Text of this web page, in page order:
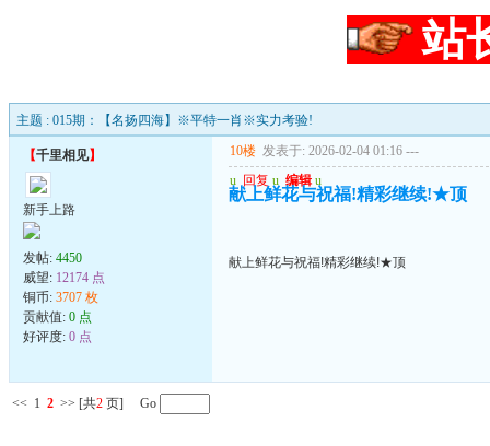
站
主题 : 015期：【名扬四海】※平特一肖※实力考验!
【千里相见】
新手上路
发帖: 4450
威望: 12174 点
铜币: 3707 枚
贡献值: 0 点
好评度: 0 点
10楼 发表于: 2026-02-04 01:16 ---
u 回复 u 编辑 u
献上鲜花与祝福!精彩继续!★顶
献上鲜花与祝福!精彩继续!★顶
<< 1 2 >> [共2 页] Go